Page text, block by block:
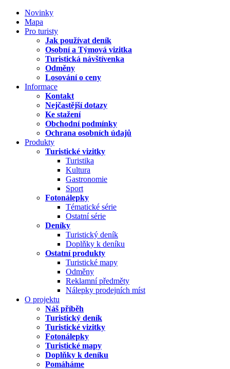
Novinky
Mapa
Pro turisty
Jak používat deník
Osobní a Týmová vizitka
Turistická návštívenka
Odměny
Losování o ceny
Informace
Kontakt
Nejčastější dotazy
Ke stažení
Obchodní podmínky
Ochrana osobních údajů
Produkty
Turistické vizitky
Turistika
Kultura
Gastronomie
Sport
Fotonálepky
Tématické série
Ostatní série
Deníky
Turistický deník
Doplňky k deníku
Ostatní produkty
Turistické mapy
Odměny
Reklamní předměty
Nálepky prodejních míst
O projektu
Náš příběh
Turistický deník
Turistické vizitky
Fotonálepky
Turistické mapy
Doplňky k deníku
Pomáháme